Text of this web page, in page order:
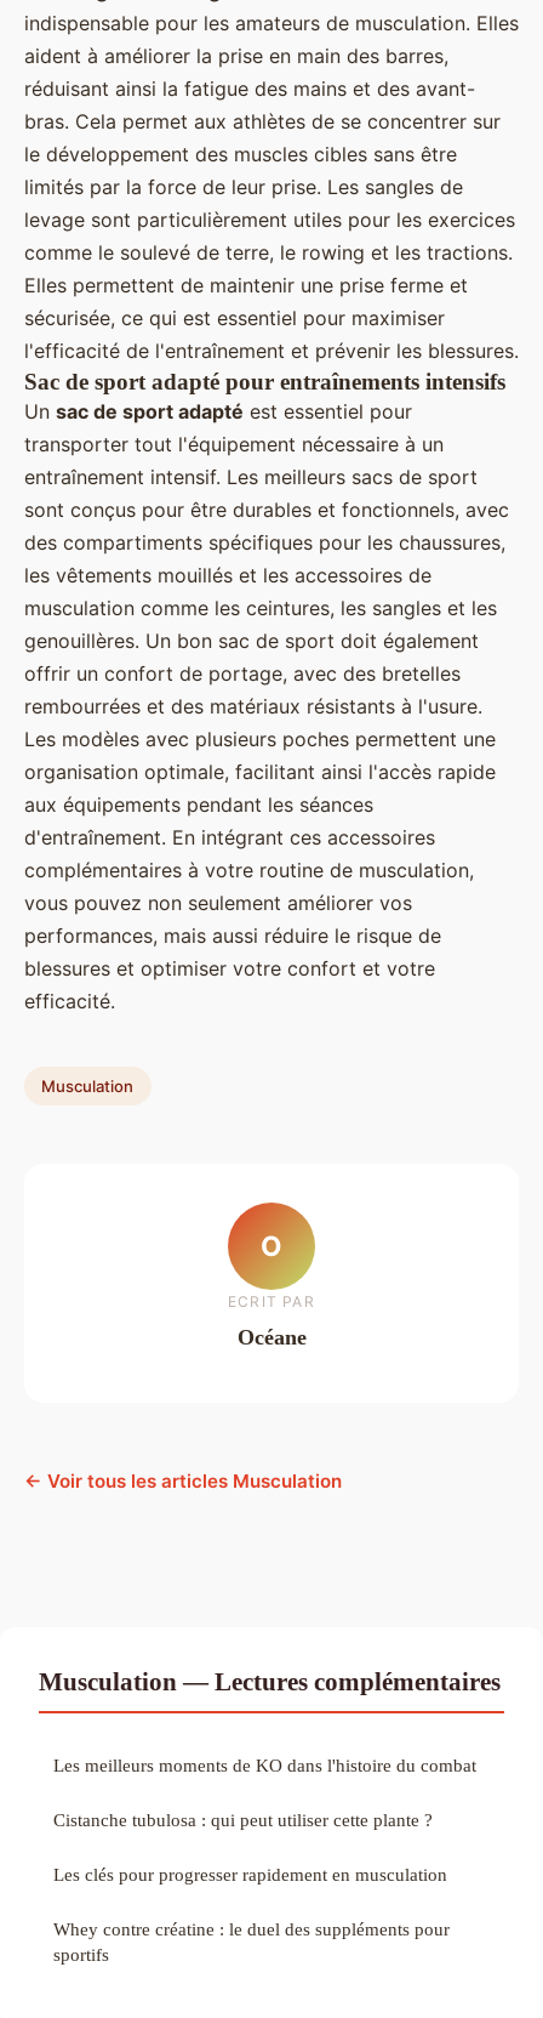
indispensable pour les amateurs de musculation. Elles
aident à améliorer la prise en main des barres,
réduisant ainsi la fatigue des mains et des avant-
bras. Cela permet aux athlètes de se concentrer sur
le développement des muscles cibles sans être
limités par la force de leur prise. Les sangles de
levage sont particulièrement utiles pour les exercices
comme le soulevé de terre, le rowing et les tractions.
Elles permettent de maintenir une prise ferme et
sécurisée, ce qui est essentiel pour maximiser
l'efficacité de l'entraînement et prévenir les blessures.
Sac de sport adapté pour entraînements intensifs
Un sac de sport adapté est essentiel pour
transporter tout l'équipement nécessaire à un
entraînement intensif. Les meilleurs sacs de sport
sont conçus pour être durables et fonctionnels, avec
des compartiments spécifiques pour les chaussures,
les vêtements mouillés et les accessoires de
musculation comme les ceintures, les sangles et les
genouillères. Un bon sac de sport doit également
offrir un confort de portage, avec des bretelles
rembourrées et des matériaux résistants à l'usure.
Les modèles avec plusieurs poches permettent une
organisation optimale, facilitant ainsi l'accès rapide
aux équipements pendant les séances
d'entraînement. En intégrant ces accessoires
complémentaires à votre routine de musculation,
vous pouvez non seulement améliorer vos
performances, mais aussi réduire le risque de
blessures et optimiser votre confort et votre
efficacité.
Musculation
O
ECRIT PAR
Océane
← Voir tous les articles Musculation
Musculation — Lectures complémentaires
Les meilleurs moments de KO dans l'histoire du combat
Cistanche tubulosa : qui peut utiliser cette plante ?
Les clés pour progresser rapidement en musculation
Whey contre créatine : le duel des suppléments pour
sportifs